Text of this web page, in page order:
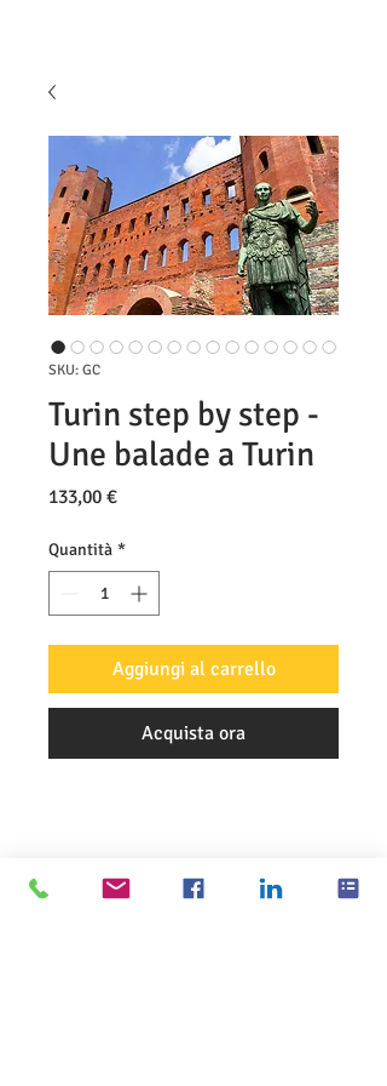
SKU: GC
Turin step by step -
Une balade a Turin
133,00 €Prezzo
Quantità *
Aggiungi al carrello
Acquista ora
INFORMAZIONI SUL PRODOTTO